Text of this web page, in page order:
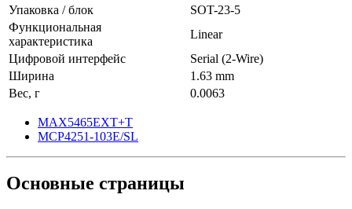
Упаковка / блок
SOT-23-5
Функциональная
характеристика
Linear
Цифровой интерфейс
Serial (2-Wire)
Ширина
1.63 mm
Вес, г
0.0063
MAX5465EXT+T
MCP4251-103E/SL
Основные страницы